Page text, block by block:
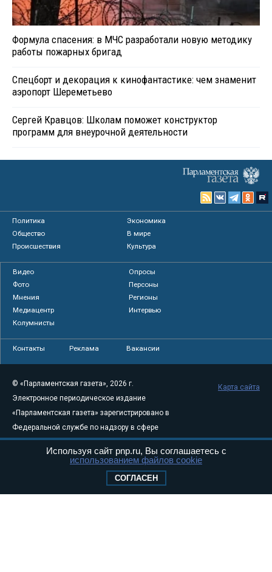
Формула спасения: в МЧС разработали новую методику
работы пожарных бригад
Спецборт и декорация к кинофантастике: чем знаменит
аэропорт Шереметьево
Сергей Кравцов: Школам поможет конструктор
программ для внеурочной деятельности
Политика
Экономика
Общество
В мире
Происшествия
Культура
Видео
Опросы
Фото
Персоны
Мнения
Регионы
Медиацентр
Интервью
Колумнисты
Контакты Реклама Вакансии
© «Парламентская газета», 2026 г.
Электронное периодическое издание
«Парламентская газета» зарегистрировано в
Федеральной службе по надзору в сфере
связи, информационных технологий и
массовых коммуникаций (Роскомнадзор) 05
Свидетельство о регистрации Эл № ФС77-
Карта сайта
Используя сайт pnp.ru, Вы соглашаетесь с
использованием файлов cookie
СОГЛАСЕН